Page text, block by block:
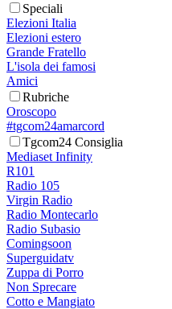
Speciali
Elezioni Italia
Elezioni estero
Grande Fratello
L'isola dei famosi
Amici
Rubriche
Oroscopo
#tgcom24amarcord
Tgcom24 Consiglia
Mediaset Infinity
R101
Radio 105
Virgin Radio
Radio Montecarlo
Radio Subasio
Comingsoon
Superguidatv
Zuppa di Porro
Non Sprecare
Cotto e Mangiato